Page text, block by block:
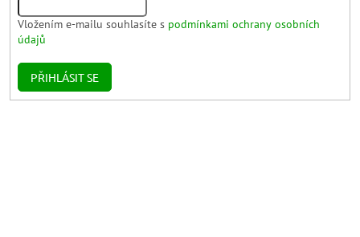
Vložením e-mailu souhlasíte s podmínkami ochrany osobních
údajů
PŘIHLÁSIT SE